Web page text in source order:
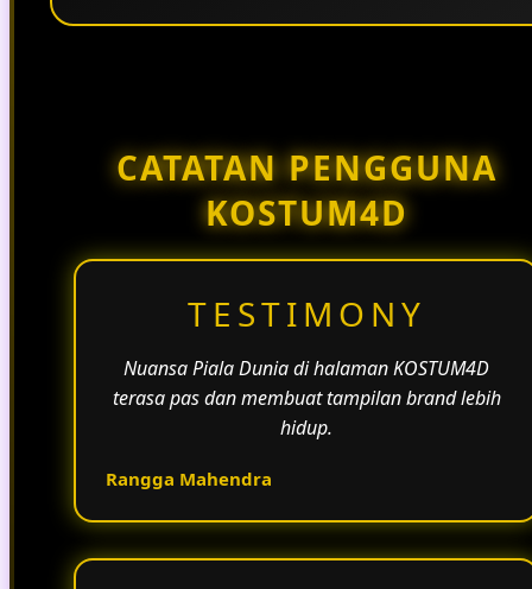
CATATAN PENGGUNA
KOSTUM4D
TESTIMONY
Nuansa Piala Dunia di halaman KOSTUM4D
terasa pas dan membuat tampilan brand lebih
hidup.
Rangga Mahendra